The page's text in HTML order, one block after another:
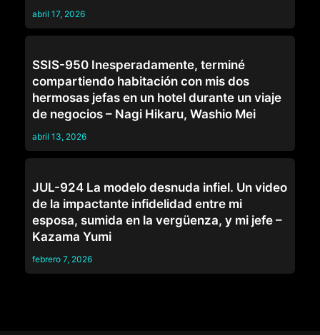
abril 17, 2026
SSIS-950 Inesperadamente, terminé
compartiendo habitación con mis dos
hermosas jefas en un hotel durante un viaje
de negocios – Nagi Hikaru, Washio Mei
abril 13, 2026
JUL-924 La modelo desnuda infiel. Un video
de la impactante infidelidad entre mi
esposa, sumida en la vergüenza, y mi jefe –
Kazama Yumi
febrero 7, 2026